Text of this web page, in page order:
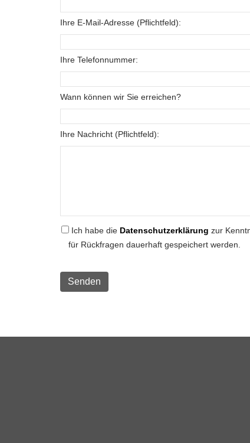
Ihre E-Mail-Adresse (Pflichtfeld):
Ihre Telefonnummer:
Wann können wir Sie erreichen?
Ihre Nachricht (Pflichtfeld):
Ich habe die Datenschutzerklärung zur
für Rückfragen dauerhaft gespeichert werden.